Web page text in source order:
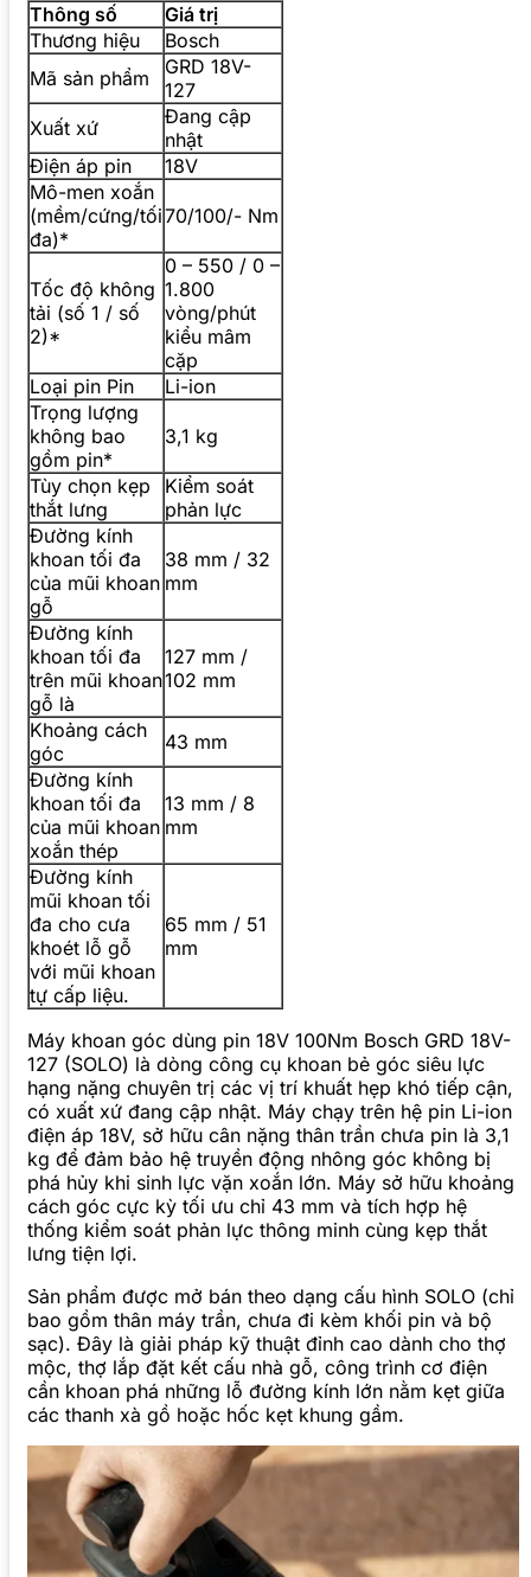
Thông số
Giá trị
Thương hiệu
Bosch
Mã sản phẩm
GRD 18V-
127
Xuất xứ
Đang cập
nhật
Điện áp pin
18V
Mô-men xoắn
(mềm/cứng/tối
đa)*
70/100/- Nm
Tốc độ không
tải (số 1 / số
2)*
0 – 550 / 0 –
1.800
vòng/phút
kiểu mâm
cặp
Loại pin Pin
Li-ion
Trọng lượng
không bao
gồm pin*
3,1 kg
Tùy chọn kẹp
thắt lưng
Kiểm soát
phản lực
Đường kính
khoan tối đa
của mũi khoan
gỗ
38 mm / 32
mm
Đường kính
khoan tối đa
trên mũi khoan
gỗ là
127 mm /
102 mm
Khoảng cách
góc
43 mm
Đường kính
khoan tối đa
của mũi khoan
xoắn thép
13 mm / 8
mm
Đường kính
mũi khoan tối
đa cho cưa
khoét lỗ gỗ
với mũi khoan
tự cấp liệu.
65 mm / 51
mm
Máy khoan góc dùng pin 18V 100Nm Bosch GRD 18V-
127 (SOLO) là dòng công cụ khoan bẻ góc siêu lực
hạng nặng chuyên trị các vị trí khuất hẹp khó tiếp cận,
có xuất xứ đang cập nhật. Máy chạy trên hệ pin Li-ion
điện áp 18V, sở hữu cân nặng thân trần chưa pin là 3,1
kg để đảm bảo hệ truyền động nhông góc không bị
phá hủy khi sinh lực vặn xoắn lớn. Máy sở hữu khoảng
cách góc cực kỳ tối ưu chỉ 43 mm và tích hợp hệ
thống kiểm soát phản lực thông minh cùng kẹp thắt
lưng tiện lợi.
Sản phẩm được mở bán theo dạng cấu hình SOLO (chỉ
bao gồm thân máy trần, chưa đi kèm khối pin và bộ
sạc). Đây là giải pháp kỹ thuật đỉnh cao dành cho thợ
mộc, thợ lắp đặt kết cấu nhà gỗ, công trình cơ điện
cần khoan phá những lỗ đường kính lớn nằm kẹt giữa
các thanh xà gồ hoặc hốc kẹt khung gầm.